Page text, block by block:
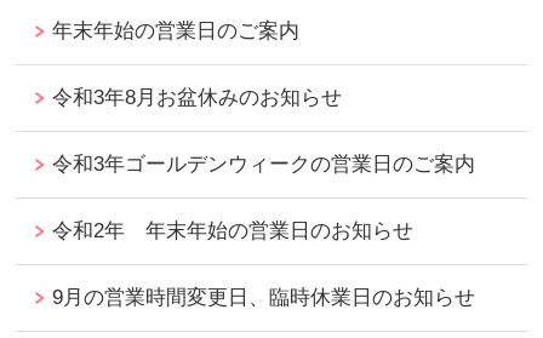
年末年始の営業日のご案内
令和3年8月お盆休みのお知らせ
令和3年ゴールデンウィークの営業日のご案内
令和2年 年末年始の営業日のお知らせ
9月の営業時間変更日、臨時休業日のお知らせ